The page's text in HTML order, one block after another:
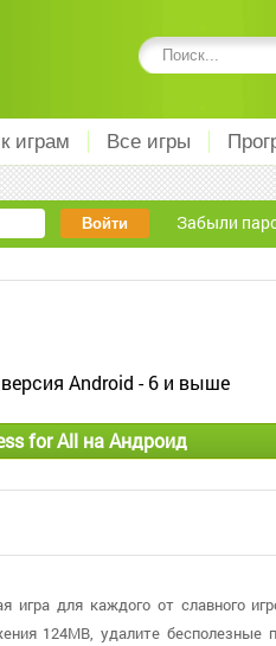
играм Все игры
Забыли
Android - 6 и выше
for All на Андроид
для каждого от славного
124MB, удалите